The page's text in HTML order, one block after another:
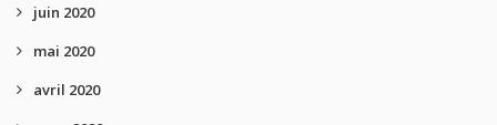
juin 2020
mai 2020
avril 2020